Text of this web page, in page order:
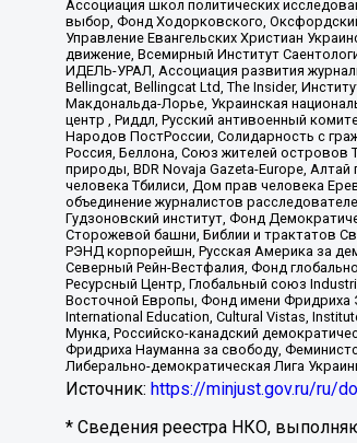
Ассоциация школ политических
выбор, Фонд Ходорковского,
Управление Евангельских Христиан
движение, Всемирный Институт
ИДЕЛЬ-УРАЛ, Ассоциация развития
Bellingcat, Bellingcat Ltd, The Insider,
Макдональда-Лорье, Украинская
центр , Риддл, Русский антивоенный
Народов ПостРоссии, Солидарность с
Россия, Беллона, Союз жителей островов
природы, BDR Novaja Gazeta-Europe,
человека Тбилиси, Дом прав человека
объединение журналистов
Гудзоновский институт, Фонд
Сторожевой башни, Библии и трактатов
РЭНД корпорейшн, Русская Америка за
Северный Рейн-Вестфалия, Фонд
Ресурсный Центр, Глобальный союз
Восточной Европы, Фонд имени Фридриха
International Education, Cultural Vistas,
Мунка, Российско-канадский
Фридриха Науманна за свободу,
Либерально-демократическая Лига
Источник: https://minjust.gov.ru/ru/
* Сведения реестра НКО,